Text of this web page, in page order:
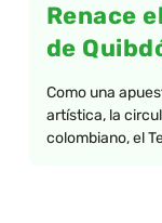
Renace
de
Como una
artística, la
colombiano, el